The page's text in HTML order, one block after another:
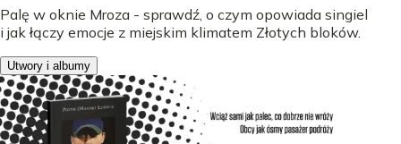
Palę w oknie Mroza - sprawdź, o czym opowiada singiel
i jak łączy emocje z miejskim klimatem Złotych bloków.
Utwory i albumy